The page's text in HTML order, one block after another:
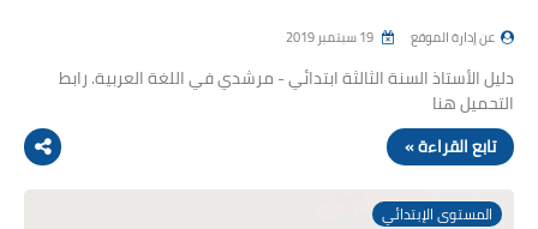
عن إدارة الموقع
دليل الأستاذ السنة الثالثة ابتدائي - مرشدي في اللغة العربية. رابط
التحميل هنا
تابع القراءة »
المستوى الإبتدائي